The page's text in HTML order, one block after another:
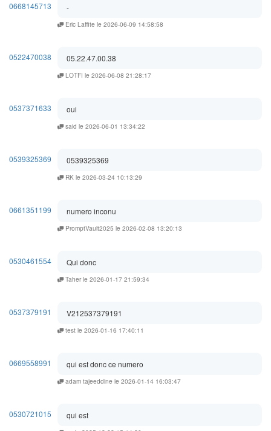
0668145713 -
Eric Laffite le 2026-06-09 14:58:58
0522470038 05.22.47.00.38
LOTFI le 2026-06-08 21:28:17
0537371633 oui
said le 2026-06-01 13:34:22
0539325369 0539325369
RK le 2026-03-24 10:13:29
0661351199 numero inconu
PromptVault2025 le 2026-02-08 13:20:13
0530461554 Qui donc
Taher le 2026-01-17 21:59:34
0537379191 V212537379191
test le 2026-01-16 17:40:11
0669558991 qui est donc ce numero
adam tajeeddine le 2026-01-14 16:03:47
0530721015 qui est